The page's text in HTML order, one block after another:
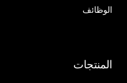
الوظائف
المنتجات